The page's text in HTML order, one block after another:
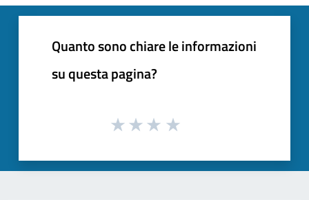
Quanto sono chiare le informazioni
su questa pagina?